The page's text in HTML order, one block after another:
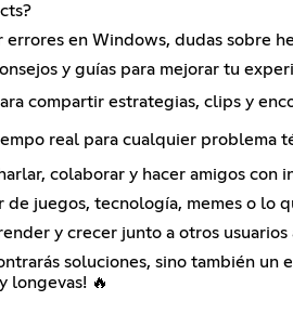
en Windows, dudas sobre
y guías para mejorar tu
compartir estrategias, clips y
real para cualquier problema
colaborar y hacer amigos con
de juegos, tecnología, memes o lo
y crecer junto a otros usuarios
soluciones, sino también
longevas! 🔥